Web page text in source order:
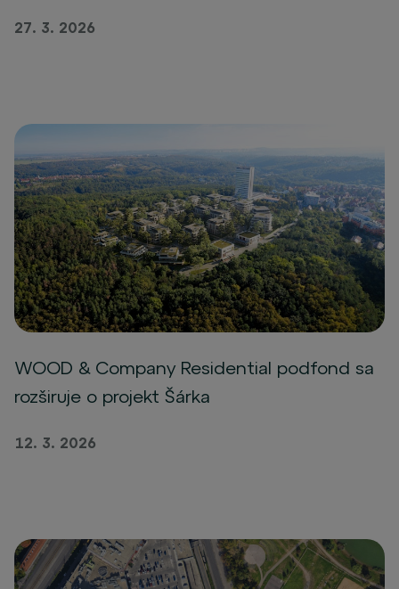
27. 3. 2026
WOOD & Company Residential podfond sa
rozširuje o projekt Šárka
12. 3. 2026